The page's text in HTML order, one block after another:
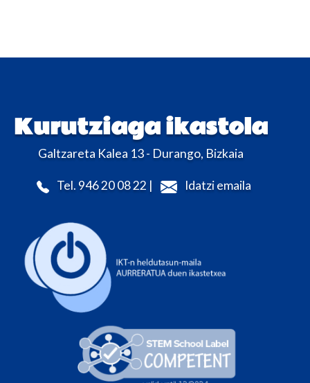
Kurutziaga ikastola
Galtzareta Kalea 13 - Durango, Bizkaia
Tel. 946 20 08 22 | Idatzi emaila